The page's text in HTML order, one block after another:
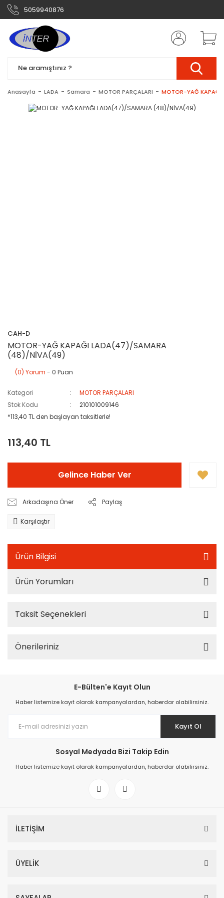
5059940876
Anasayfa LADA Samara MOTOR PARÇALARI MOTOR-YAĞ
CAH-D
MOTOR-YAĞ KAPAĞI LADA(47)/SAMARA
(48)/NİVA(49)
(0) Yorum - 0 Puan
Kategori
MOTOR PARÇALARI
Stok Kodu
210101009146
*113,40 TL den başlayan taksitlerle!
113,40 TL
Gelince Haber Ver
Arkadaşına Öner Paylaş
Karşılaştır
Ürün Bilgisi
Ürün Yorumları
Taksit Seçenekleri
Önerileriniz
E-Bülten'e Kayıt Olun
Haber listemize kayıt olarak kampanyalardan, haberdar olabilirsiniz.
Kayıt Ol
Sosyal Medyada Bizi Takip Edin
Haber listemize kayıt olarak kampanyalardan, haberdar olabilirsiniz.
İLETİŞİM
ÜYELİK